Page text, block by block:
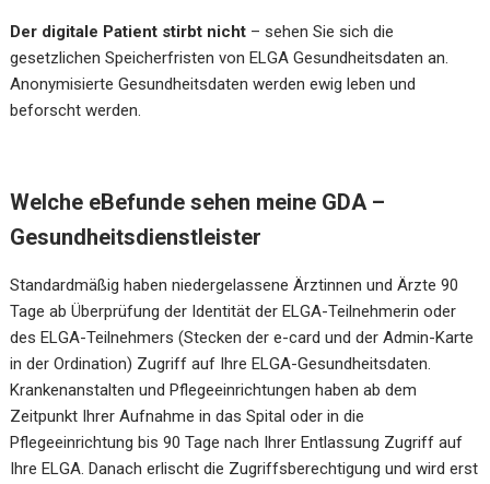
Der digitale Patient stirbt nicht – sehen Sie sich die
gesetzlichen Speicherfristen von ELGA Gesundheitsdaten an.
Anonymisierte Gesundheitsdaten werden ewig leben und
beforscht werden.
Welche eBefunde sehen meine GDA –
Gesundheitsdienstleister
Standardmäßig haben niedergelassene Ärztinnen und Ärzte 90
Tage ab Überprüfung der Identität der ELGA-Teilnehmerin oder
des ELGA-Teilnehmers (Stecken der e-card und der Admin-Karte
in der Ordination) Zugriff auf Ihre ELGA-Gesundheitsdaten.
Krankenanstalten und Pflegeeinrichtungen haben ab dem
Zeitpunkt Ihrer Aufnahme in das Spital oder in die
Pflegeeinrichtung bis 90 Tage nach Ihrer Entlassung Zugriff auf
Ihre ELGA. Danach erlischt die Zugriffsberechtigung und wird erst